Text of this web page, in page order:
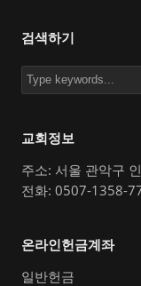
검색하기
교회정보
주소: 서울 관악구
전화: 0507-1358-
온라인헌금계좌
일반헌금